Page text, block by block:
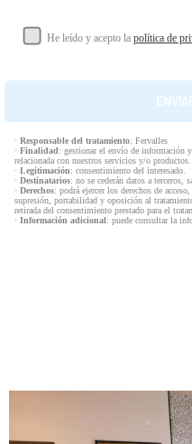
He leído y acepto la política de
· Responsable del tratamiento: Fervalles
· Finalidad: gestionar el envío de información y
relacionada con nuestros servicios y/o productos.
· Legitimación: consentimiento del interesado.
· Destinatarios: no se cederán datos a terceros,
· Derechos: podrá ejercer los derechos de
supresión, portabilidad y oposición al
retirada del consentimiento prestado para el
· Información adicional: puede consultar la